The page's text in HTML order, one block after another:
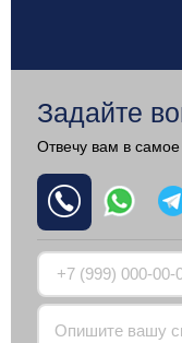
Задайте
Отвечу вам в